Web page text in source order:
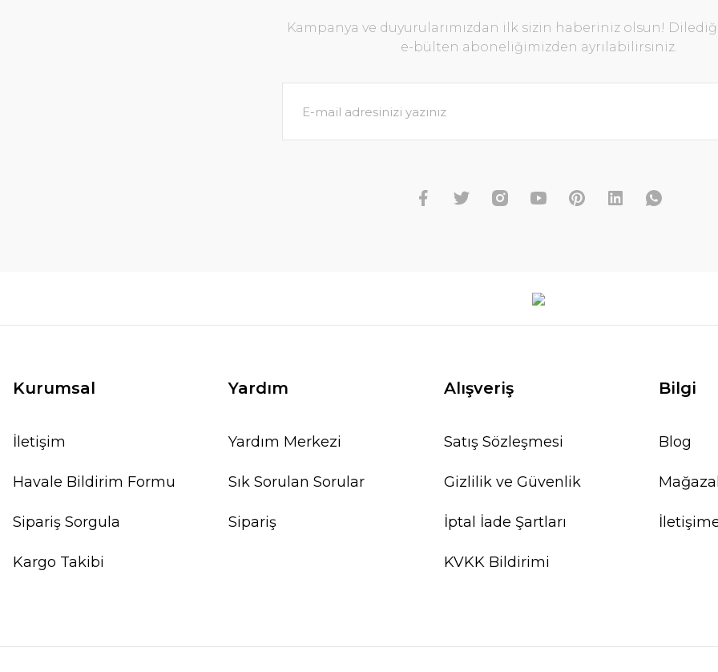
Kampanya ve duyurularımızdan ilk sizin haberiniz olsun!
e-bülten aboneliğimizden ayrılabilirsiniz.
Kurumsal
İletişim
Havale Bildirim Formu
Sipariş Sorgula
Kargo Takibi
Yardım
Yardım Merkezi
Sık Sorulan Sorular
Sipariş
Alışveriş
Satış Sözleşmesi
Gizlilik ve Güvenlik
İptal İade Şartları
KVKK Bildirimi
Bilgi
Blog